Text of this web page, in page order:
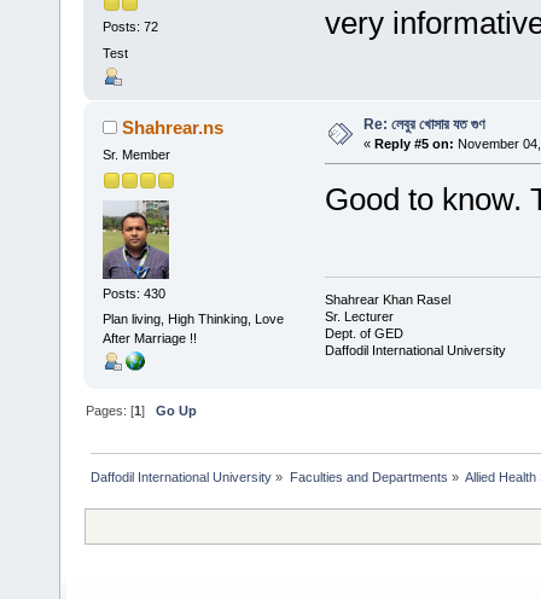
Posts: 72
Test
very
Shahrear.ns
Sr. Member
Posts: 430
Plan living, High Thinking, Love
After Marriage !!
Re: লেবুর খোসার যত গুণ
« Reply #5 on: November
Good to know.
Shahrear Khan Rasel
Sr. Lecturer
Dept. of GED
Daffodil International University
Pages: [1]Go Up
Daffodil International University » Faculties and Departments » Allied Health